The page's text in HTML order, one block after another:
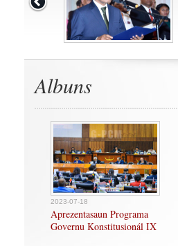
Albuns
2023-07-18
Aprezentasaun Programa
Governu Konstitusionál IX